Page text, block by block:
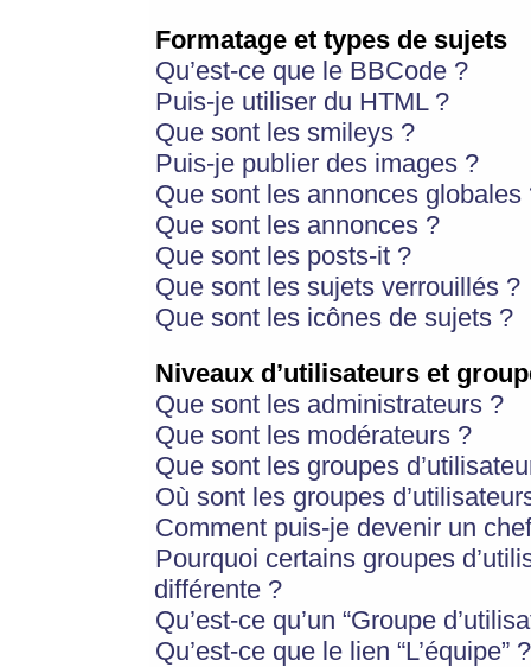
Formatage et types de sujets
Qu’est-ce que le BBCode ?
Puis-je utiliser du HTML ?
Que sont les smileys ?
Puis-je publier des images ?
Que sont les annonces globales
Que sont les annonces ?
Que sont les posts-it ?
Que sont les sujets verrouillés ?
Que sont les icônes de sujets ?
Niveaux d’utilisateurs et
Que sont les administrateurs ?
Que sont les modérateurs ?
Que sont les groupes
Où sont les groupes
Comment puis-je devenir un
Pourquoi certains groupes
différente ?
Qu’est-ce qu’un “Groupe
Qu’est-ce que le lien “L’équipe” ?